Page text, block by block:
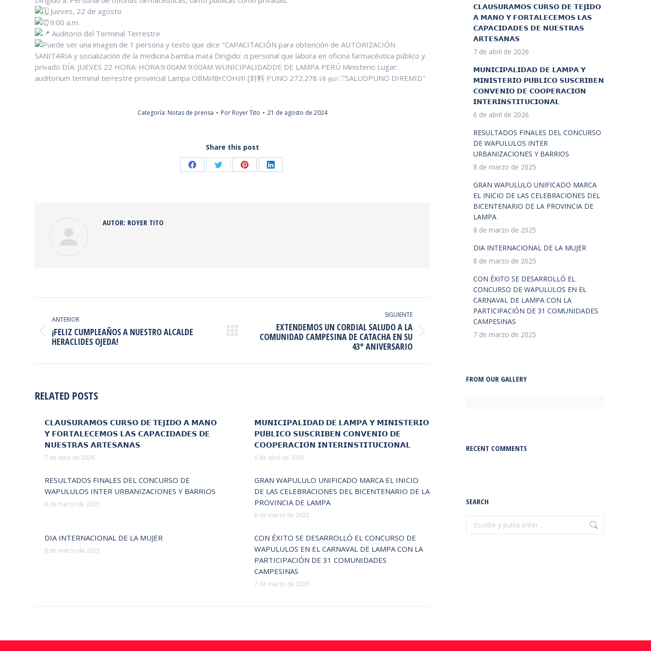
Jueves, 22 de agosto
9:00 a.m.
Auditorio del Terminal Terrestre
Categoría: Notas de prensa Por Royer Tito 21 de agosto de 2024
Share this post
Share Share Share Share
AUTOR: ROYER TITO
ENTRE
PUBLICACIONES
ANTERIOR
Publicación
anterior:
¡FELIZ CUMPLEAÑOS A NUESTRO ALCALDE
HERACLIDES OJEDA!
SIGUIENTE
Publicación
EXTENDEMOS UN CORDIAL SALUDO A LA
COMUNIDAD CAMPESINA DE CATACHA EN SU
43° ANIVERSARIO
RELATED POSTS
𝗖𝗟𝗔𝗨𝗦𝗨𝗥𝗔𝗠𝗢𝗦 𝗖𝗨𝗥𝗦𝗢 𝗗𝗘 𝗧𝗘𝗝𝗜𝗗𝗢 𝗔 𝗠𝗔𝗡𝗢
𝗬 𝗙𝗢𝗥𝗧𝗔𝗟𝗘𝗖𝗘𝗠𝗢𝗦 𝗟𝗔𝗦 𝗖𝗔𝗣𝗔𝗖𝗜𝗗𝗔𝗗𝗘𝗦 𝗗𝗘
𝗡𝗨𝗘𝗦𝗧𝗥𝗔𝗦 𝗔𝗥𝗧𝗘𝗦𝗔𝗡𝗔𝗦
7 de abril de 2026
𝗠𝗨𝗡𝗜𝗖𝗜𝗣𝗔𝗟𝗜𝗗𝗔𝗗 𝗗𝗘 𝗟𝗔𝗠𝗣𝗔 𝗬 𝗠𝗜𝗡𝗜𝗦𝗧𝗘𝗥𝗜𝗢
𝗣𝗨́𝗕𝗟𝗜𝗖𝗢 𝗦𝗨𝗦𝗖𝗥𝗜𝗕𝗘𝗡 𝗖𝗢𝗡𝗩𝗘𝗡𝗜𝗢 𝗗𝗘
𝗖𝗢𝗢𝗣𝗘𝗥𝗔𝗖𝗜𝗢́𝗡 𝗜𝗡𝗧𝗘𝗥𝗜𝗡𝗦𝗧𝗜𝗧𝗨𝗖𝗜𝗢𝗡𝗔𝗟
6 de abril de 2026
RESULTADOS FINALES DEL CONCURSO DE
WAPULULOS INTER URBANIZACIONES Y BARRIOS
8 de marzo de 2025
GRAN WAPULULO UNIFICADO MARCA EL INICIO
DE LAS CELEBRACIONES DEL BICENTENARIO DE LA
PROVINCIA DE LAMPA
8 de marzo de 2025
DIA INTERNACIONAL DE LA MUJER
8 de marzo de 2025
CON ÉXITO SE DESARROLLÓ EL CONCURSO DE
WAPULULOS EN EL CARNAVAL DE LAMPA CON LA
PARTICIPACIÓN DE 31 COMUNIDADES
CAMPESINAS
7 de marzo de 2025
𝗖𝗟𝗔𝗨𝗦𝗨𝗥𝗔𝗠𝗢𝗦 𝗖𝗨𝗥𝗦𝗢 𝗗𝗘 𝗧𝗘𝗝𝗜𝗗𝗢
𝗔 𝗠𝗔𝗡𝗢 𝗬 𝗙𝗢𝗥𝗧𝗔𝗟𝗘𝗖𝗘𝗠𝗢𝗦 𝗟𝗔𝗦
𝗖𝗔𝗣𝗔𝗖𝗜𝗗𝗔𝗗𝗘𝗦 𝗗𝗘 𝗡𝗨𝗘𝗦𝗧𝗥𝗔𝗦
𝗔𝗥𝗧𝗘𝗦𝗔𝗡𝗔𝗦
7 de abril de 2026
𝗠𝗨𝗡𝗜𝗖𝗜𝗣𝗔𝗟𝗜𝗗𝗔𝗗 𝗗𝗘 𝗟𝗔𝗠𝗣𝗔 𝗬
𝗠𝗜𝗡𝗜𝗦𝗧𝗘𝗥𝗜𝗢 𝗣𝗨́𝗕𝗟𝗜𝗖𝗢 𝗦𝗨𝗦𝗖𝗥𝗜𝗕𝗘𝗡
𝗖𝗢𝗡𝗩𝗘𝗡𝗜𝗢 𝗗𝗘 𝗖𝗢𝗢𝗣𝗘𝗥𝗔𝗖𝗜𝗢́𝗡
𝗜𝗡𝗧𝗘𝗥𝗜𝗡𝗦𝗧𝗜𝗧𝗨𝗖𝗜𝗢𝗡𝗔𝗟
6 de abril de 2026
RESULTADOS FINALES DEL CONCURSO
DE WAPULULOS INTER
URBANIZACIONES Y BARRIOS
8 de marzo de 2025
GRAN WAPULULO UNIFICADO MARCA
EL INICIO DE LAS CELEBRACIONES DEL
BICENTENARIO DE LA PROVINCIA DE
LAMPA
8 de marzo de 2025
DIA INTERNACIONAL DE LA MUJER
8 de marzo de 2025
CON ÉXITO SE DESARROLLÓ EL
CONCURSO DE WAPULULOS EN EL
CARNAVAL DE LAMPA CON LA
PARTICIPACIÓN DE 31 COMUNIDADES
CAMPESINAS
7 de marzo de 2025
FROM OUR GALLERY
RECENT COMMENTS
SEARCH
Buscar: